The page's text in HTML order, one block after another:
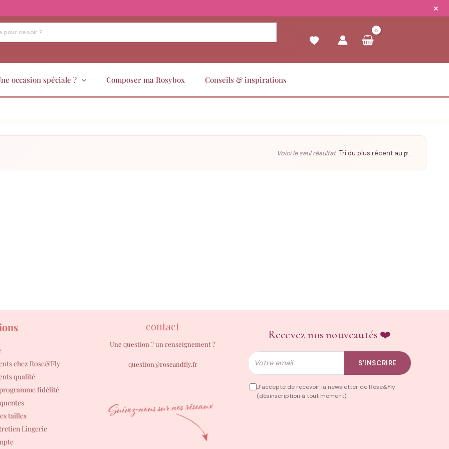
✕
occasion spéciale ? Composer ma Rosybox Conseils & inspirations
Voici le seul résultat
chez Rose&Fly
qualité
fidélité
tailles
Lingerie
contact
Une question ? un renseignement ?
question@roseandfly.fr
Recevez nos nouveautés ❤️
Email
S’INSCRIRE
J’accepte de recevoir la newsletter de Rose&Fly
(désinscription à tout moment).